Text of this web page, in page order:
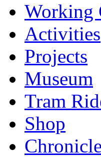
Working
Activities
Projects
Museum
Tram
Shop
Chronicle